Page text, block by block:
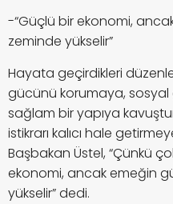
-“Güçlü bir ekonomi,
zeminde yükselir”
Hayata geçirdikleri
gücünü korumaya,
sağlam bir yapıya
istikrarı kalıcı hale
Başbakan Üstel, “Çünkü
ekonomi, ancak emeğin
yükselir” dedi.